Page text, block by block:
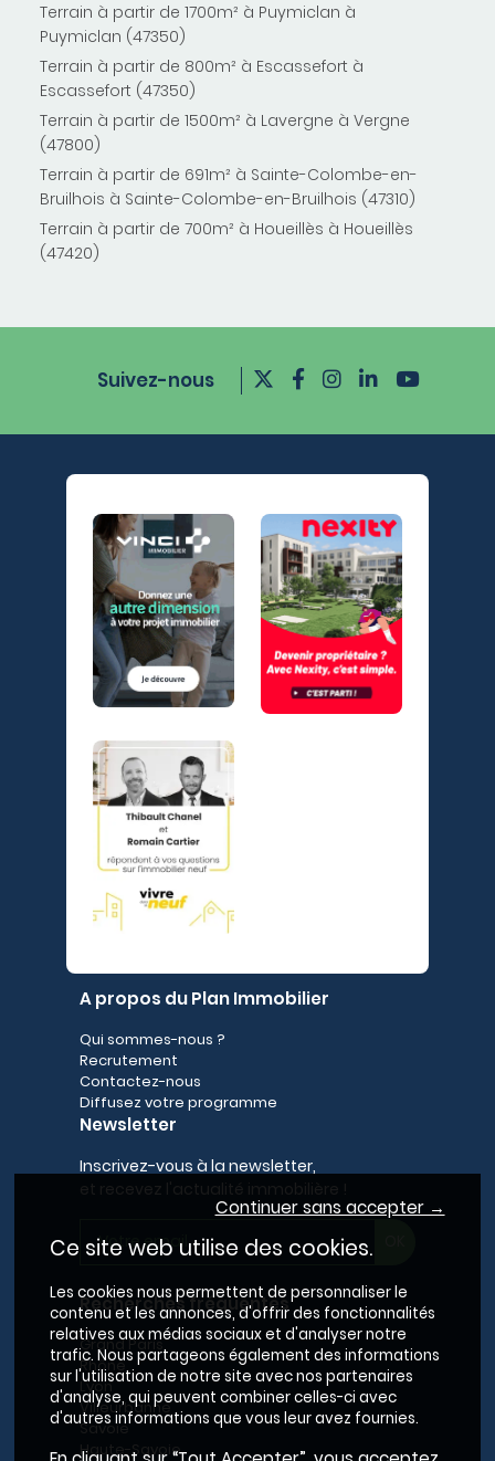
Terrain à partir de 1700m² à Puymiclan à
Puymiclan (47350)
Terrain à partir de 800m² à Escassefort à
Escassefort (47350)
Terrain à partir de 1500m² à Lavergne à Vergne
(47800)
Terrain à partir de 691m² à Sainte-Colombe-en-
Bruilhois à Sainte-Colombe-en-Bruilhois (47310)
Terrain à partir de 700m² à Houeillès à Houeillès
(47420)
Suivez-nous
A propos du Plan Immobilier
Qui sommes-nous ?
Recrutement
Contactez-nous
Diffusez votre programme
Newsletter
Inscrivez-vous à la newsletter,
Recherches fréquentes
Grand Paris
Rhône
Lyon
Villeurbanne
Savoie
Haute-Savoie
Continuer sans accepter →
Ce site web utilise des cookies.
Les cookies nous permettent de personnaliser le
contenu et les annonces, d'offrir des fonctionnalités
relatives aux médias sociaux et d'analyser notre
trafic. Nous partageons également des informations
sur l'utilisation de notre site avec nos partenaires
d'analyse, qui peuvent combiner celles-ci avec
d'autres informations que vous leur avez fournies.